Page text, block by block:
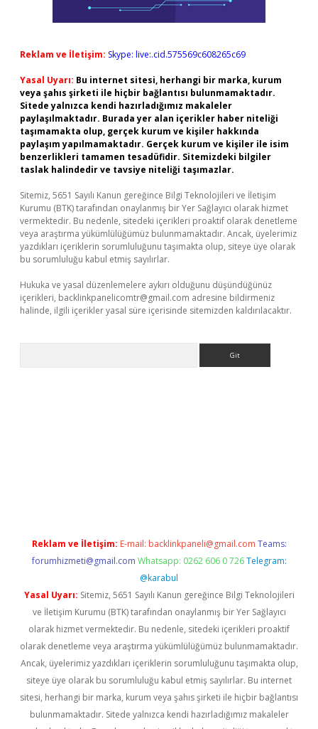
Reklam ve İletişim: Skype: live:.cid.575569c608265c69
Yasal Uyarı: Bu internet sitesi, herhangi bir marka, kurum
veya şahıs şirketi ile hiçbir bağlantısı bulunmamaktadır.
Sitede yalnızca kendi hazırladığımız makaleler
paylaşılmaktadır. Burada yer alan içerikler haber niteliği
taşımamakta olup, gerçek kurum ve kişiler hakkında
paylaşım yapılmamaktadır. Gerçek kurum ve kişiler ile isim
benzerlikleri tamamen tesadüfidir. Sitemizdeki bilgiler
taslak halindedir ve tavsiye niteliği taşımazlar.
Sitemiz, 5651 Sayılı Kanun gereğince Bilgi Teknolojileri ve İletişim
Kurumu (BTK) tarafından onaylanmış bir Yer Sağlayıcı olarak hizmet
vermektedir. Bu nedenle, sitedeki içerikleri proaktif olarak denetleme
veya araştırma yükümlülüğümüz bulunmamaktadır. Ancak, üyelerimiz
yazdıkları içeriklerin sorumluluğunu taşımakta olup, siteye üye olarak
bu sorumluluğu kabul etmiş sayılırlar.
Hukuka ve yasal düzenlemelere aykırı olduğunu düşündüğünüz
içerikleri, backlinkpanelicomtr@gmail.com adresine bildirmeniz
halinde, ilgili içerikler yasal süre içerisinde sitemizden kaldırılacaktır.
Reklam ve İletişim: E-mail: backlinkpaneli@gmail.com Teams:
forumhizmeti@gmail.com Whatsapp: 0262 606 0 726 Telegram:
@karabul
Yasal Uyarı: Sitemiz, 5651 Sayılı Kanun gereğince Bilgi Teknolojileri
ve İletişim Kurumu (BTK) tarafından onaylanmış bir Yer Sağlayıcı
olarak hizmet vermektedir. Bu nedenle, sitedeki içerikleri proaktif
olarak denetleme veya araştırma yükümlülüğümüz bulunmamaktadır.
Ancak, üyelerimiz yazdıkları içeriklerin sorumluluğunu taşımakta olup,
siteye üye olarak bu sorumluluğu kabul etmiş sayılırlar. Bu internet
sitesi, herhangi bir marka, kurum veya şahıs şirketi ile hiçbir bağlantısı
bulunmamaktadır. Sitede yalnızca kendi hazırladığımız makaleler